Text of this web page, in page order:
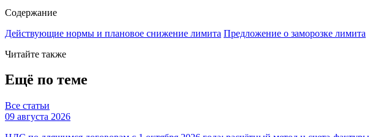
Содержание
Действующие нормы и плановое снижение лимита Предложение о заморозке лимита
Читайте также
Ещё по теме
Все статьи
09 августа 2026